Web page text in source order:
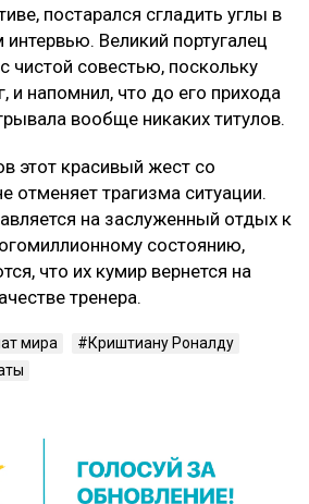
постарался сгладить углы в
Великий португалец
чистой совестью, поскольку
и напомнил, что до его прихода
вообще никаких титулов.
этот красивый жест со
отменяет трагизма ситуации.
на заслуженный отдых к
состоянию,
что их кумир вернется на
тренера.
мира
Криштиану Роналду